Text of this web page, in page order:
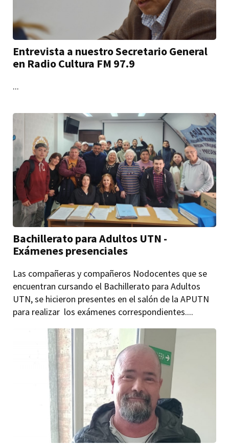
Entrevista a nuestro Secretario General
en Radio Cultura FM 97.9
...
Bachillerato para Adultos UTN -
Exámenes presenciales
Las compañeras y compañeros Nodocentes que se
encuentran cursando el Bachillerato para Adultos
UTN, se hicieron presentes en el salón de la APUTN
para realizar los exámenes correspondientes....